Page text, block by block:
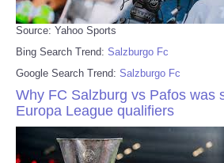
Source: Yahoo Sports
Bing Search Trend: Salzburgo Fc
Google Search Trend: Salzburgo Fc
Why FC Salzburg vs Pafos was
Europa League qualifiers